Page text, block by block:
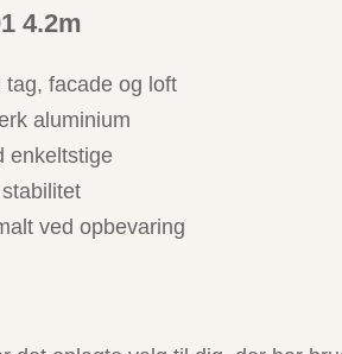
4.2m
facade og loft
aluminium
enkeltstige
ved opbevaring